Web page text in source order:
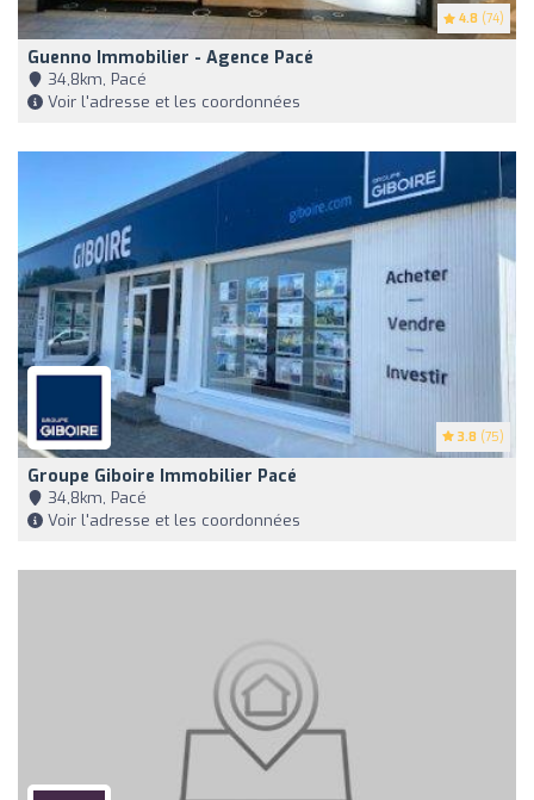
4.8 (74)
Guenno Immobilier - Agence Pacé
34,8km, Pacé
Voir l'adresse et les coordonnées
3.8 (75)
Groupe Giboire Immobilier Pacé
34,8km, Pacé
Voir l'adresse et les coordonnées